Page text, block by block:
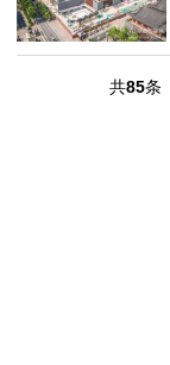
共85条